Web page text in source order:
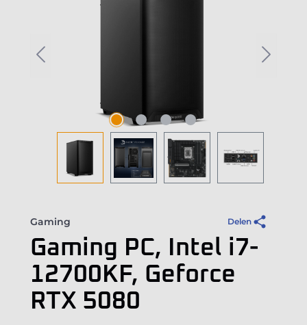
Gaming Delen
Gaming PC, Intel i7-
12700KF, Geforce
RTX 5080